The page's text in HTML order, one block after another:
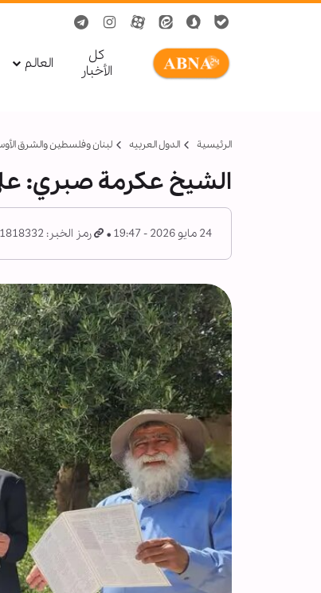
کل
الأخبار
العالم
الرئيسية الدول العربیه لبنان وفلسطين والشرق
الشيخ عكرمة صبري:
24 مايو 2026 - 19:47 رمز الخبر: 1818332